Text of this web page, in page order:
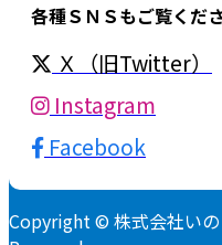
各種ＳＮＳもご覧くださ
Ｘ（旧Twitter）
Instagram
Facebook
Copyright © 株式会社い